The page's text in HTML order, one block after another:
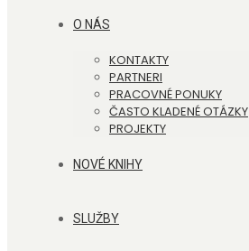
O NÁS
KONTAKTY
PARTNERI
PRACOVNÉ PONUKY
ČASTO KLADENÉ OTÁZKY
PROJEKTY
NOVÉ KNIHY
SLUŽBY